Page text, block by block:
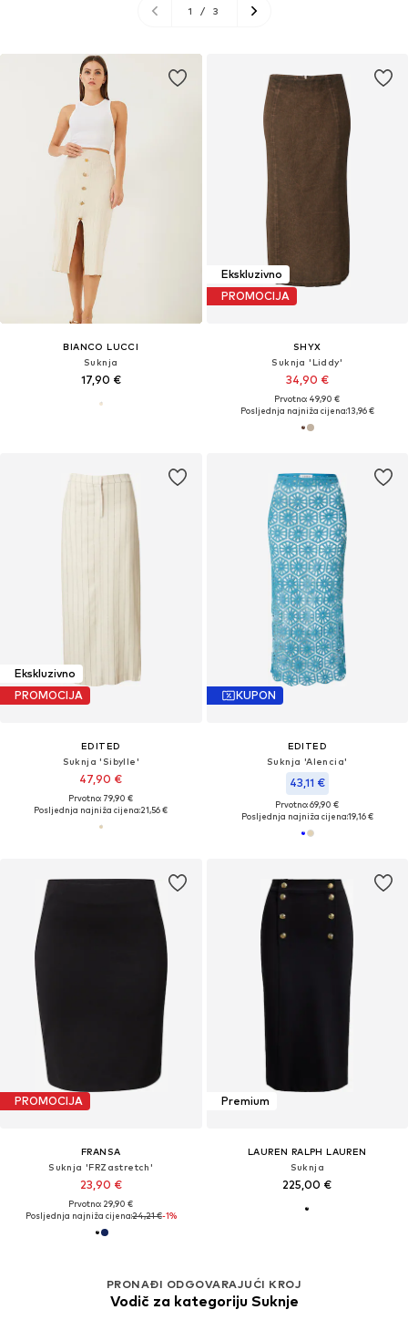
BIANCO LUCCI
Suknja
17,90 €
Ekskluzivno
PROMOCIJA
SHYX
Suknja 'Liddy'
34,90 €
Prvotno: 49,90 €
Posljednja najniža cijena:13,96 €
Ekskluzivno
PROMOCIJA
EDITED
Suknja 'Sibylle'
47,90 €
Prvotno: 79,90 €
Posljednja najniža cijena:21,56 €
1 / 3
KUPON
EDITED
Suknja 'Alencia'
43,11 €
Prvotno: 69,90 €
Posljednja najniža cijena:19,16 €
PROMOCIJA
FRANSA
Suknja 'FRZastretch'
23,90 €
Prvotno: 29,90 €
Posljednja najniža cijena:24,21 €-1%
Premium
LAUREN RALPH LAUREN
Suknja
225,00 €
PRONAĐI ODGOVARAJUĆI KROJ
Vodič za kategoriju Suknje